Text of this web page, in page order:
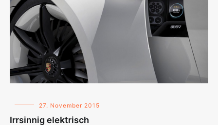
27. November 2015
Irrsinnig elektrisch